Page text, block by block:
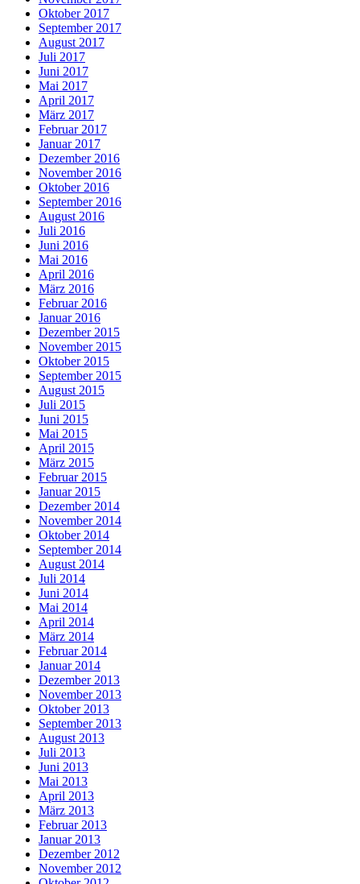
Oktober 2017
September 2017
August 2017
Juli 2017
Juni 2017
Mai 2017
April 2017
März 2017
Februar 2017
Januar 2017
Dezember 2016
November 2016
Oktober 2016
September 2016
August 2016
Juli 2016
Juni 2016
Mai 2016
April 2016
März 2016
Februar 2016
Januar 2016
Dezember 2015
November 2015
Oktober 2015
September 2015
August 2015
Juli 2015
Juni 2015
Mai 2015
April 2015
März 2015
Februar 2015
Januar 2015
Dezember 2014
November 2014
Oktober 2014
September 2014
August 2014
Juli 2014
Juni 2014
Mai 2014
April 2014
März 2014
Februar 2014
Januar 2014
Dezember 2013
November 2013
Oktober 2013
September 2013
August 2013
Juli 2013
Juni 2013
Mai 2013
April 2013
März 2013
Februar 2013
Januar 2013
Dezember 2012
November 2012